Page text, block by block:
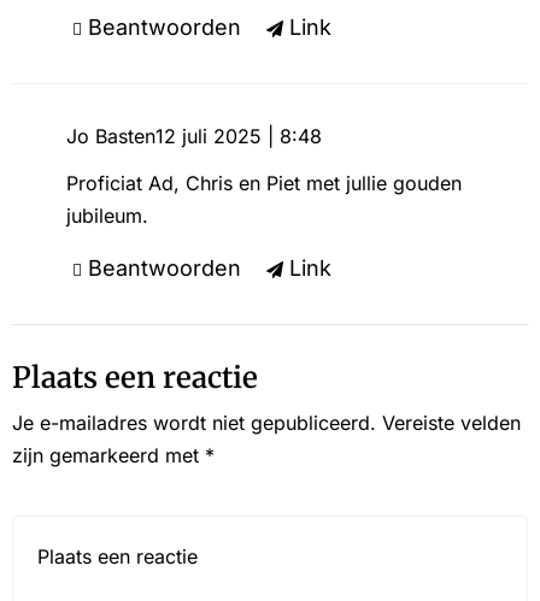
Beantwoorden Link
Jo Basten12 juli 2025 | 8:48
Proficiat Ad, Chris en Piet met jullie gouden
jubileum.
Beantwoorden Link
Plaats een reactie
Je e-mailadres wordt niet gepubliceerd. Vereiste velden
zijn gemarkeerd met *